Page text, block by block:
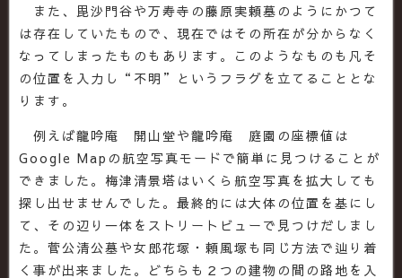
また、毘沙門谷や万寿寺の藤原実頼墓のようにかつて
は存在していたもので、現在ではその所在が分からなく
なってしまったものもあります。このようなものも凡そ
の位置を入力し“不明”というフラグを立てることとな
ります。
例えば龍吟庵 開山堂や龍吟庵 庭園の座標値は
Google Mapの航空写真モードで簡単に見つけることが
できました。梅津清景塔はいくら航空写真を拡大しても
探し出せませんでした。最終的には大体の位置を基にし
て、その辺り一体をストリートビューで見つけだしまし
た。菅公清公墓や女郎花塚・頼風塚も同じ方法で辿り着
く事が出来ました。どちらも２つの建物の間の路地を入